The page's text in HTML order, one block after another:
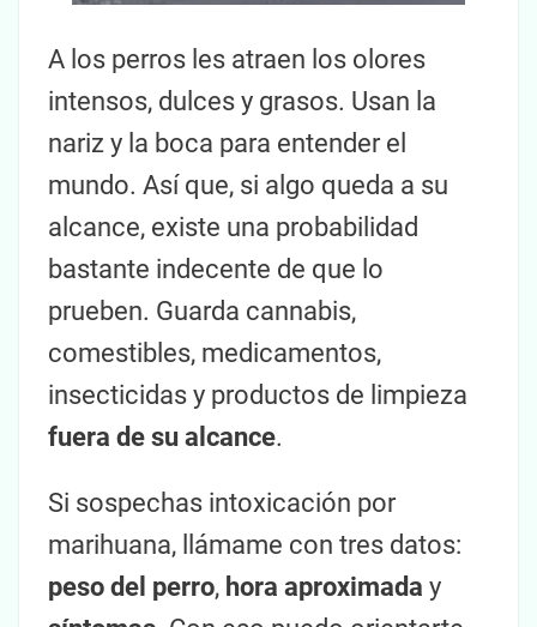
A los perros les atraen los olores
intensos, dulces y grasos. Usan la
nariz y la boca para entender el
mundo. Así que, si algo queda a su
alcance, existe una probabilidad
bastante indecente de que lo
prueben. Guarda cannabis,
comestibles, medicamentos,
insecticidas y productos de limpieza
fuera de su alcance.
Si sospechas intoxicación por
marihuana, llámame con tres datos:
peso del perro, hora aproximada y